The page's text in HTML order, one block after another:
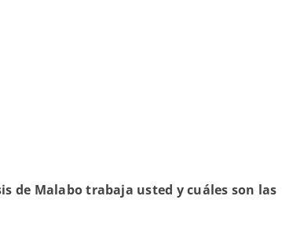
de Malabo trabaja usted y cuáles son las